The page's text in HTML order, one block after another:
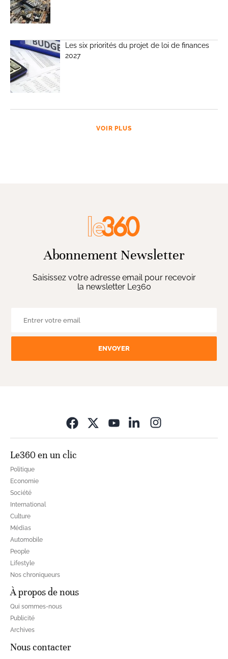
Les six priorités du projet de loi de finances
2027
VOIR PLUS
Abonnement Newsletter
Saisissez votre adresse email pour recevoir
la newsletter Le360
ENVOYER
Le360 en un clic
Politique
Economie
Société
International
Culture
Médias
Automobile
People
Lifestyle
Nos chroniqueurs
À propos de nous
Qui sommes-nous
Publicité
Archives
Nous contacter